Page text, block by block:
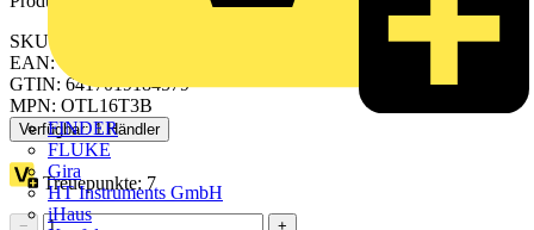
FINDER
FLUKE
Gira
HT Instruments GmbH
iHaus
SKU: 1SCA022571R9150
EAN: 6417019184579
GTIN: 6417019184579
MPN: OTL16T3B
Verfügbar: 1 Händler
Treuepunkte: 7
−
+